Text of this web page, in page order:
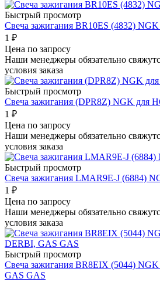
Быстрый просмотр
Свеча зажигания BR10ES (4832)
1 ₽
Цена по запросу
Наши менеджеры обязательно
условия заказа
Быстрый просмотр
Свеча зажигания (DPR8Z) NGK для
1 ₽
Цена по запросу
Наши менеджеры обязательно
условия заказа
Быстрый просмотр
Свеча зажигания LMAR9E-J (6884)
1 ₽
Цена по запросу
Наши менеджеры обязательно
условия заказа
Быстрый просмотр
Свеча зажигания BR8EIX (5044)
GAS GAS